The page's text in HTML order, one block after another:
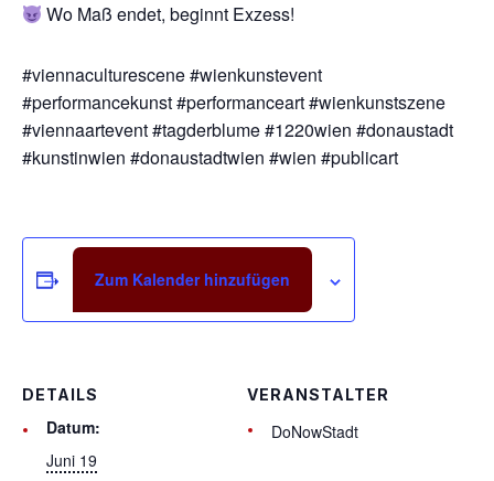
Wo Maß endet, beginnt Exzess!
#viennaculturescene #wienkunstevent
#performancekunst #performanceart #wienkunstszene
#viennaartevent #tagderblume #1220wien #donaustadt
#kunstinwien #donaustadtwien #wien #publicart
Zum Kalender hinzufügen
DETAILS
Datum:
Juni 19
VERANSTALTER
DoNowStadt